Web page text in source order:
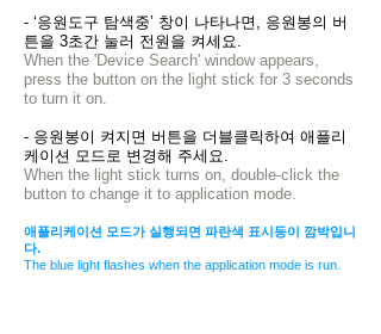
- ‘응원도구 탐색중’ 창이 나타나면, 응원봉의 버
튼을 3초간 눌러 전원을 켜세요.
When the 'Device Search' window appears,
press the button on the light stick for 3 seconds
to turn it on.
- 응원봉이 켜지면 버튼을 더블클릭하여 애플리
케이션 모드로 변경해 주세요.
When the light stick turns on, double-click the
button to change it to application mode.
애플리케이션 모드가 실행되면 파란색 표시등이 깜박입니
다.
The blue light flashes when the application mode is run.